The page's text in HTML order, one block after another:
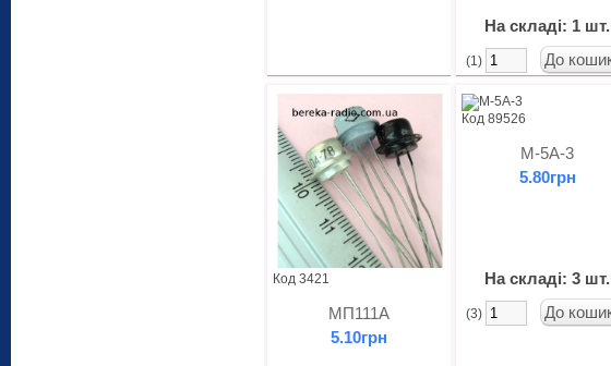
На складі: 1 шт.
(1)
Код 3421
МП111А
5.10грн
Код 89526
М-5А-3
5.80грн
На складі: 3 шт.
(3)